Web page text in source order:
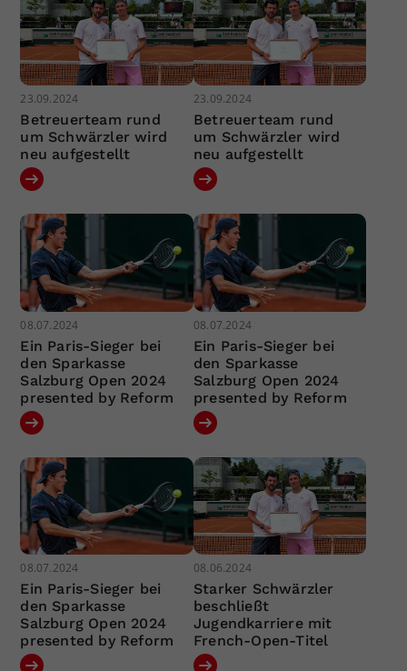
23.09.2024
Betreuerteam rund
um Schwärzler wird
neu aufgestellt
23.09.2024
Betreuerteam rund
um Schwärzler wird
neu aufgestellt
08.07.2024
Ein Paris-Sieger bei
den Sparkasse
Salzburg Open 2024
presented by Reform
08.07.2024
Ein Paris-Sieger bei
den Sparkasse
Salzburg Open 2024
presented by Reform
08.07.2024
Ein Paris-Sieger bei
den Sparkasse
Salzburg Open 2024
presented by Reform
08.06.2024
Starker Schwärzler
beschließt
Jugendkarriere mit
French-Open-Titel